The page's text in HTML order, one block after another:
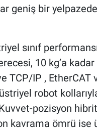
geniş bir
sınıf
10 kg’a
TCP/IP , EtherCAT
robot
pozisyon
kavrama ömrü ise